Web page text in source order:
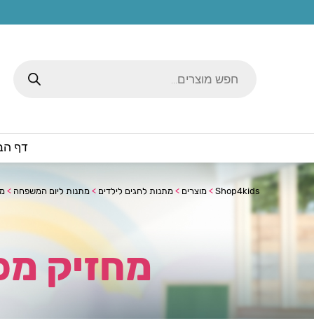
search
דף
Shop4kids
> מוצרים > מתנות לחגים לילדים > מתנות ליום המשפחה >
מחזיק